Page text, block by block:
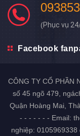
(Phục vụ
Facebook
CÔNG TY CỔ PHẦN
số 45 ngõ 479,
Quận Hoàng Mai,
- - - - - - - Email:
nghiệp: